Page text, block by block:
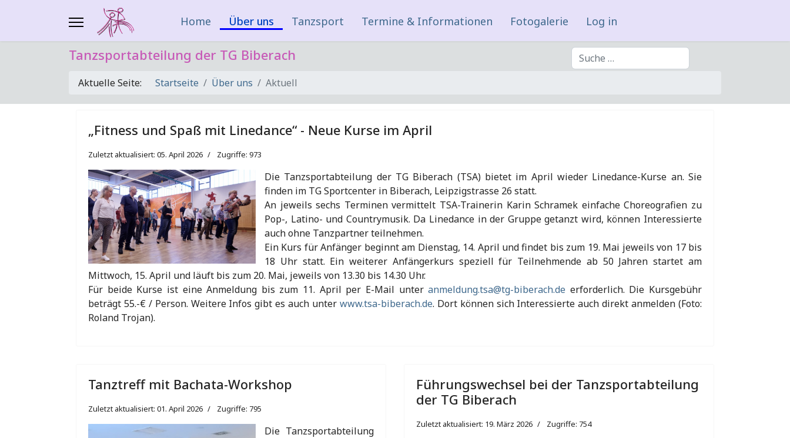
Home Über uns Tanzsport Termine & Informationen Fotogalerie Log in
Tanzsportabteilung der TG Biberach Suchen
Aktuelle Seite: Startseite Über uns Aktuell
„Fitness und Spaß mit Linedance“ - Neue Kurse im April
Zuletzt aktualisiert: 05. April 2026 Zugriffe: 973
Die Tanzsportabteilung der TG Biberach (TSA) bietet im April wieder Linedance-Kurse an. Sie
finden im TG Sportcenter in Biberach, Leipzigstrasse 26 statt.
An jeweils sechs Terminen vermittelt TSA-Trainerin Karin Schramek einfache Choreografien zu
Pop-, Latino- und Countrymusik. Da Linedance in der Gruppe getanzt wird, können Interessierte
auch ohne Tanzpartner teilnehmen.
Ein Kurs für Anfänger beginnt am Dienstag, 14. April und findet bis zum 19. Mai jeweils von 17 bis
18 Uhr statt. Ein weiterer Anfängerkurs speziell für Teilnehmende ab 50 Jahren startet am
Mittwoch, 15. April und läuft bis zum 20. Mai, jeweils von 13.30 bis 14.30 Uhr.
Für beide Kurse ist eine Anmeldung bis zum 11. April per E-Mail unteranmeldung.tsa@tg-biberach.de erforderlich. Die Kursgebühr
beträgt 55.-€ / Person. Weitere Infos gibt es auch unter www.tsa-biberach.de. Dort können sich Interessierte auch direkt anmelden (Foto:
Roland Trojan).
Tanztreff mit Bachata-Workshop
Zuletzt aktualisiert: 01. April 2026 Zugriffe: 795
Die Tanzsportabteilung
Führungswechsel bei der Tanzsportabteilung
der TG Biberach
Zuletzt aktualisiert: 19. März 2026 Zugriffe: 754